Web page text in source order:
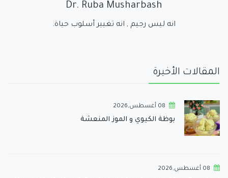
Dr. Ruba Musharbash
انه ليس رجيم , انه تغيير أسلوب حياة.
المقالات الأخيرة
08 أغسطس,2026
بوظة الكيوي و الموز المنعشة
08 أغسطس,2026